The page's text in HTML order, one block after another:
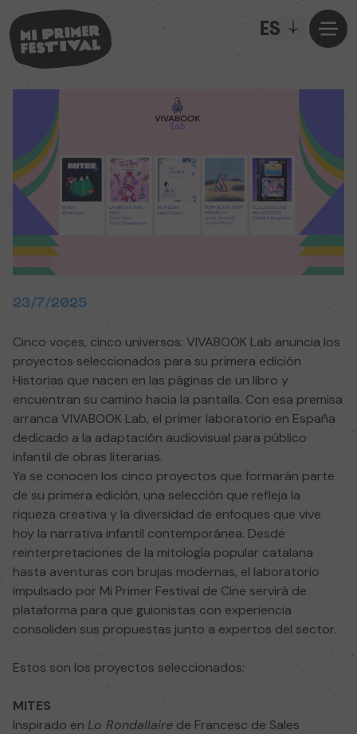
ES
23/7/2025
Cinco voces, cinco universos: VIVABOOK Lab anuncia los
proyectos seleccionados para su primera edición
Historias que nacen en las páginas de un libro y
encuentran su camino hacia la pantalla. Con esa premisa
arranca VIVABOOK Lab, el primer laboratorio en España
dedicado a la adaptación audiovisual para público
infantil de obras literarias.
Ya se conocen los cinco proyectos que formarán parte
de su primera edición, una selección que refleja la
riqueza creativa y la diversidad de enfoques que vive
hoy la narrativa infantil contemporánea. Desde
reinterpretaciones de la mitología popular catalana
hasta aventuras con brujas modernas, el laboratorio
impulsado por Mi Primer Festival de Cine servirá de
plataforma para que guionistas con experiencia
consoliden sus propuestas junto a expertos del sector.
Estos son los proyectos seleccionados:
MITES
Inspirado en Lo Rondallaire de Francesc de Sales